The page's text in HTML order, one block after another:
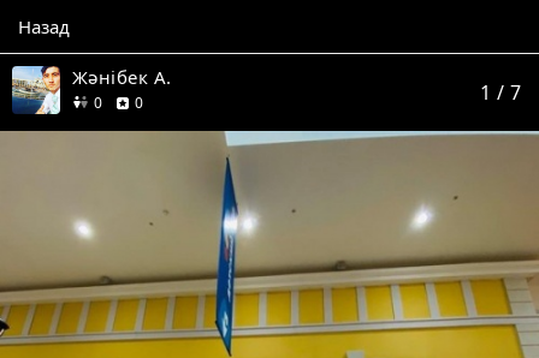
Назад
Жәнібек А.
0друзей
0отзывов 1 / 7